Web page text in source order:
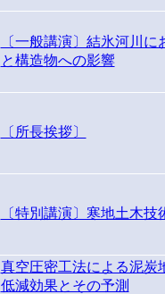
〔一般講演〕結氷河川に
と構造物への影響
〔所長挨拶〕
〔特別講演〕寒地土木技
真空圧密工法による泥炭
低減効果とその予測